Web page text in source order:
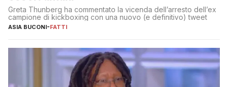
Greta Thunberg ha commentato la vicenda dell’arresto dell’ex
campione di kickboxing con una nuovo (e definitivo) tweet
ASIA BUCONI-FATTI